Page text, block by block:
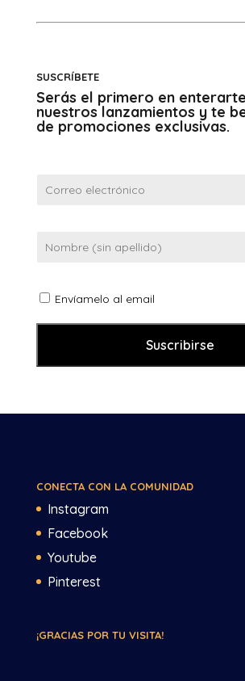
SUSCRÍBETE
Serás el primero en
nuestros lanzamientos y te
de promociones exclusivas.
Envíamelo al email
CONECTA CON LA COMUNIDAD
Instagram
Facebook
Youtube
Pinterest
¡GRACIAS POR TU VISITA!